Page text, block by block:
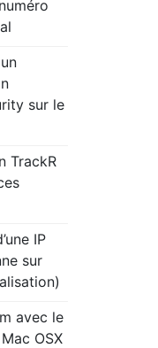
sur le
TrackR
IP
sur
avec le
OSX